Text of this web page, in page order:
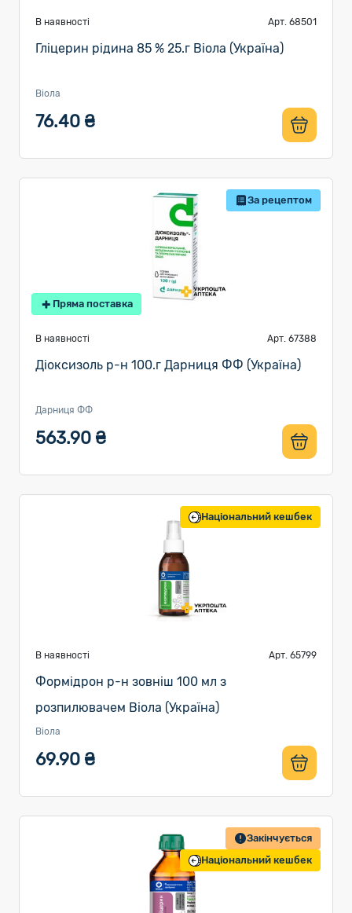
В наявності Арт. 68501
Гліцерин рідина 85 % 25.г Віола (Україна)
Віола
76.40 ₴
За рецептом
Пряма поставка
В наявності Арт. 67388
Діоксизоль р-н 100.г Дарниця ФФ (Україна)
Дарниця ФФ
563.90 ₴
Національний кешбек
В наявності Арт. 65799
Формідрон р-н зовніш 100 мл з
розпилювачем Віола (Україна)
Віола
69.90 ₴
Закінчується
Національний кешбек